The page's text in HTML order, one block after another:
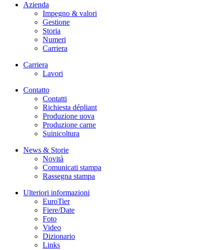
Azienda
Impegno & valori
Gestione
Storia
Numeri
Carriera
Carriera
Lavori
Contatto
Contatti
Richiesta dépliant
Produzione uova
Produzione carne
Suinicoltura
News & Storie
Novità
Comunicati stampa
Rassegna stampa
Ulteriori informazioni
EuroTier
Fiere/Date
Foto
Video
Dizionario
Links